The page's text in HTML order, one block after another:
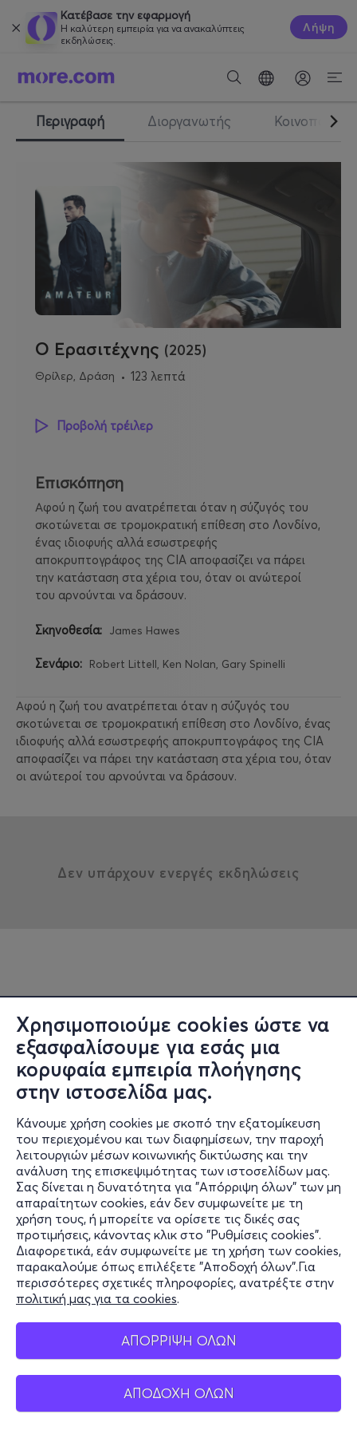
Χρησιμοποιούμε cookies ώστε να
εξασφαλίσουμε για εσάς μια
κορυφαία εμπειρία πλοήγησης
στην ιστοσελίδα μας.
Κάνουμε χρήση cookies με σκοπό την εξατομίκευση
του περιεχομένου και των διαφημίσεων, την παροχή
λειτουργιών μέσων κοινωνικής δικτύωσης και την
ανάλυση της επισκεψιμότητας των ιστοσελίδων μας.
Σας δίνεται η δυνατότητα για "Απόρριψη όλων" των μη
απαραίτητων cookies, εάν δεν συμφωνείτε με τη
χρήση τους, ή μπορείτε να ορίσετε τις δικές σας
προτιμήσεις, κάνοντας κλικ στο "Ρυθμίσεις cookies".
Διαφορετικά, εάν συμφωνείτε με τη χρήση των cookies,
παρακαλούμε όπως επιλέξετε "Αποδοχή όλων".Για
περισσότερες σχετικές πληροφορίες, ανατρέξτε στην
πολιτική μας για τα cookies.
ΑΠΟΡΡΙΨΗ ΟΛΩΝ
ΑΠΟΔΟΧΗ ΟΛΩΝ
Κατέβασε την εφαρμογή
Η καλύτερη εμπειρία για να ανακαλύπτεις
εκδηλώσεις.
Λήψη
Περιγραφή Διοργανωτής Κοινοποίηση
Ο Ερασιτέχνης (2025)
Θρίλερ, Δράση 123 λεπτά
Προβολή τρέιλερ
Επισκόπηση
Αφού η ζωή του ανατρέπεται όταν η σύζυγός του
σκοτώνεται σε τρομοκρατική επίθεση στο Λονδίνο,
ένας ιδιοφυής αλλά εσωστρεφής
αποκρυπτογράφος της CIA αποφασίζει να πάρει
την κατάσταση στα χέρια του, όταν οι ανώτεροί
του αρνούνται να δράσουν.
Σκηνοθεσία: James Hawes
Σενάριο: Robert Littell, Ken Nolan, Gary Spinelli
Αφού η ζωή του ανατρέπεται όταν η σύζυγός του
σκοτώνεται σε τρομοκρατική επίθεση στο Λονδίνο, ένας
ιδιοφυής αλλά εσωστρεφής αποκρυπτογράφος της CIA
αποφασίζει να πάρει την κατάσταση στα χέρια του, όταν
οι ανώτεροί του αρνούνται να δράσουν.
Δεν υπάρχουν ενεργές εκδηλώσεις
Πληροφορίες
Υποστήριξη
Stay Connected
Mobile app